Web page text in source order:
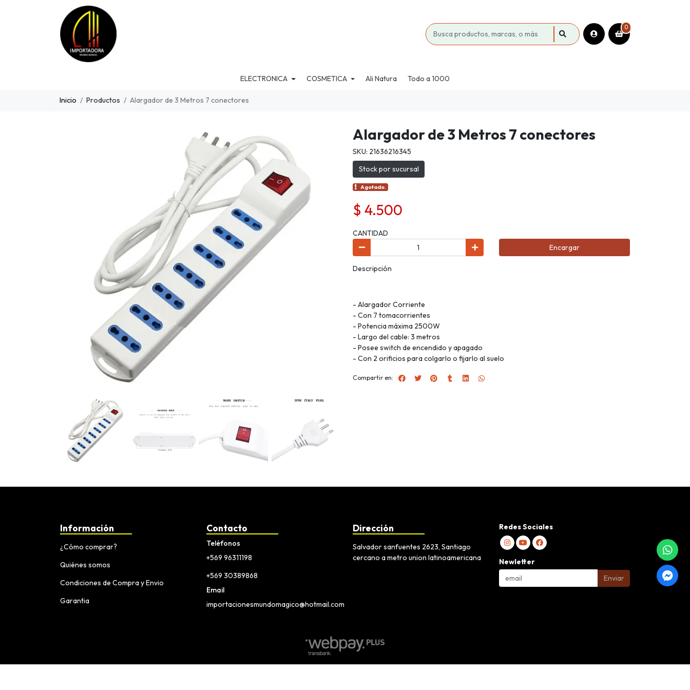
0
ELECTRONICA COSMETICA Ali Natura Todo a 1000
Inicio Productos Alargador de 3 Metros 7 conectores
Alargador de 3 Metros 7 conectores
SKU: 21636216345
Stock por sucursal
Agotado.
$ 4.500
CANTIDAD
Encargar
Descripción
- Alargador Corriente
- Con 7 tomacorrientes
- Potencia máxima 2500W
- Largo del cable: 3 metros
- Posee switch de encendido y apagado
- Con 2 orificios para colgarlo o fijarlo al suelo
Compartir en:
Información
¿Cómo comprar?
Quiénes somos
Condiciones de Compra y Envio
Garantia
Contacto
Teléfonos
+569 96311198
+569 30389868
Email
importacionesmundomagico@hotmail.com
Dirección
Salvador sanfuentes 2623, Santiago
cercano a metro union latinoamericana
Redes Sociales
Newletter
Enviar